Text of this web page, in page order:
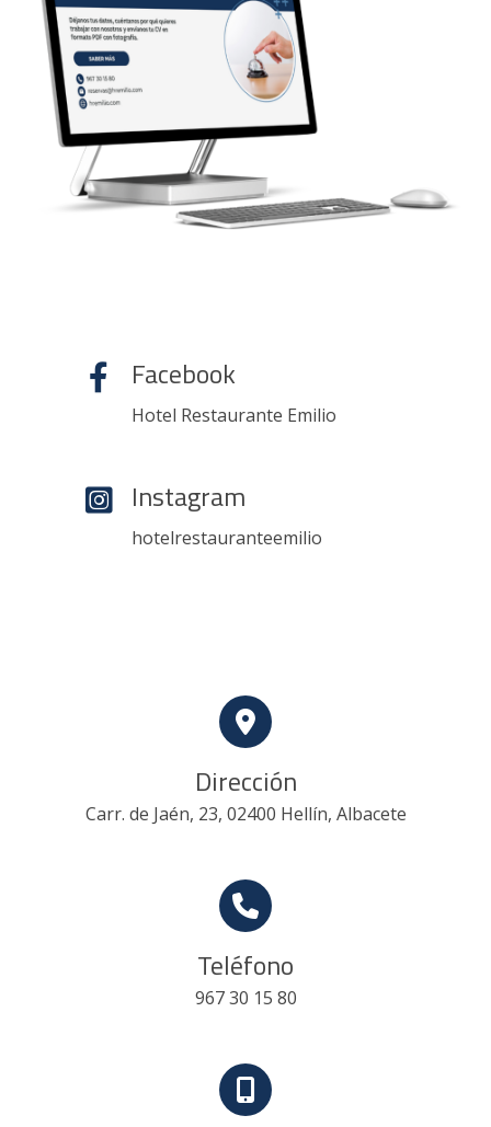
Facebook
Hotel Restaurante Emilio
Instagram
hotelrestauranteemilio
Dirección
Carr. de Jaén, 23, 02400 Hellín, Albacete
Teléfono
967 30 15 80